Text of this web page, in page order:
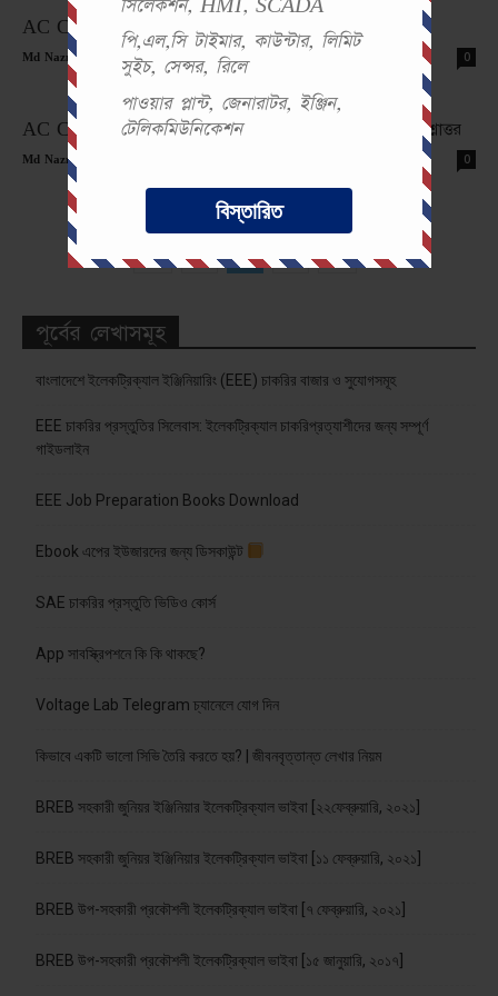
সিলেকশন, HMI, SCADA
পি,এল,সি টাইমার, কাউন্টার, লিমিট
সুইচ, সেন্সর, রিলে
পাওয়ার প্লান্ট, জেনারাটর, ইঞ্জিন,
টেলিকমিউনিকেশন
বিস্তারিত
AC Circuit MCQ Test 10 | থ্রি ফেজ সার্কিট প্রশ্নোত্তর
Md Nazmul Islam 0
AC Circuit MCQ Test 9 | সিরিজ ও প্যারালাল সার্কিট প্রশ্নোত্তর
Md Nazmul Islam 0
পূর্বের লেখাসমূহ
বাংলাদেশে ইলেকট্রিক্যাল ইঞ্জিনিয়ারিং (EEE) চাকরির বাজার ও সুযোগসমূহ
EEE চাকরির প্রস্তুতির সিলেবাস: ইলেকট্রিক্যাল চাকরিপ্রত্যাশীদের জন্য সম্পূর্ণ
গাইডলাইন
EEE Job Preparation Books Download
Ebook এপের ইউজারদের জন্য ডিসকাউন্ট
SAE চাকরির প্রস্তুতি ভিডিও কোর্স
App সাবস্ক্রিপশনে কি কি থাকছে?
Voltage Lab Telegram চ্যানেলে যোগ দিন
কিভাবে একটি ভালো সিভি তৈরি করতে হয়? | জীবনবৃত্তান্ত লেখার নিয়ম
BREB সহকারী জুনিয়র ইঞ্জিনিয়ার ইলেকট্রিক্যাল ভাইবা [২২ফেব্রুয়ারি, ২০২১]
BREB সহকারী জুনিয়র ইঞ্জিনিয়ার ইলেকট্রিক্যাল ভাইবা [১১ ফেব্রুয়ারি, ২০২১]
BREB উপ-সহকারী প্রকৌশলী ইলেকট্রিক্যাল ভাইবা [৭ ফেব্রুয়ারি, ২০২১]
BREB উপ-সহকারী প্রকৌশলী ইলেকট্রিক্যাল ভাইবা [১৫ জানুয়ারি, ২০১৭]